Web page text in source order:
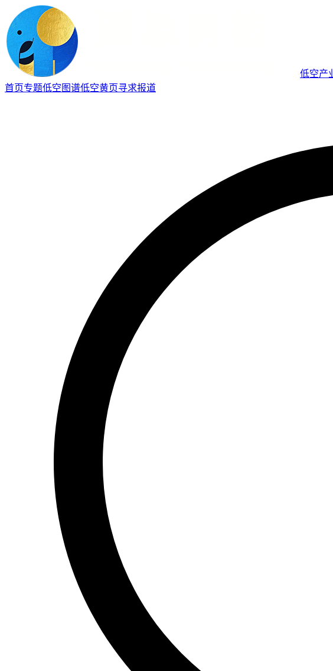
低空产
首页专题低空图谱低空黄页寻求报道